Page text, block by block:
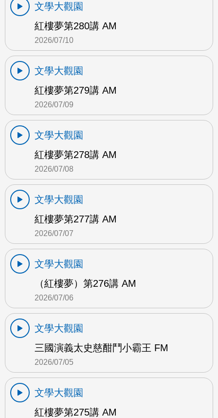
文學大觀園
紅樓夢第280講 AM
2026/07/10
文學大觀園
紅樓夢第279講 AM
2026/07/09
文學大觀園
紅樓夢第278講 AM
2026/07/08
文學大觀園
紅樓夢第277講 AM
2026/07/07
文學大觀園
（紅樓夢）第276講 AM
2026/07/06
文學大觀園
三國演義太史慈酣鬥小霸王 FM
2026/07/05
文學大觀園
紅樓夢第275講 AM